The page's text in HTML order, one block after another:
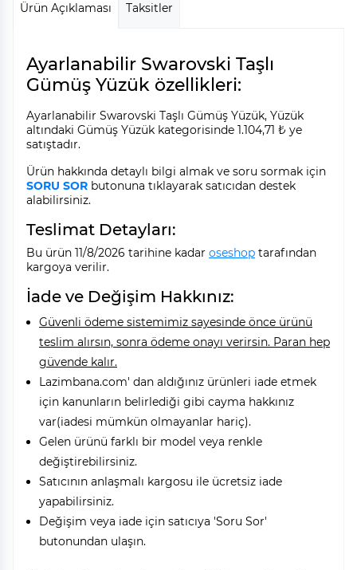
Ürün Açıklaması Taksitler
Ayarlanabilir Swarovski Taşlı
Gümüş Yüzük özellikleri:
Ayarlanabilir Swarovski Taşlı Gümüş Yüzük, Yüzük
altındaki Gümüş Yüzük kategorisinde 1.104,71 ₺ ye
satıştadır.
Ürün hakkında detaylı bilgi almak ve soru sormak için
SORU SOR butonuna tıklayarak satıcıdan destek
alabilirsiniz.
Teslimat Detayları:
Bu ürün 11/8/2026 tarihine kadar oseshop tarafından
kargoya verilir.
İade ve Değişim Hakkınız:
Güvenli ödeme sistemimiz sayesinde önce ürünü
teslim alırsın, sonra ödeme onayı verirsin. Paran hep
güvende kalır.
Lazimbana.com' dan aldığınız ürünleri iade etmek
için kanunların belirlediği gibi cayma hakkınız
var(iadesi mümkün olmayanlar hariç).
Gelen ürünü farklı bir model veya renkle
değiştirebilirsiniz.
Satıcının anlaşmalı kargosu ile ücretsiz iade
yapabilirsiniz.
Değişim veya iade için satıcıya 'Soru Sor'
butonundan ulaşın.